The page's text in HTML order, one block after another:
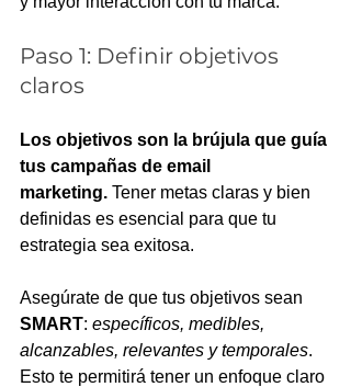
Paso 1: Definir objetivos
claros
Los objetivos son la brújula que guía
tus campañas de email
marketing. Tener metas claras y bien
definidas es esencial para que tu
estrategia sea exitosa.
Asegúrate de que tus objetivos sean
SMART: específicos, medibles,
alcanzables, relevantes y temporales.
Esto te permitirá tener un enfoque claro